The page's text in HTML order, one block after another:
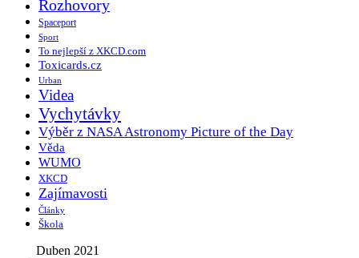
Rozhovory
Spaceport
Sport
To nejlepší z XKCD.com
Toxicards.cz
Urban
Videa
Vychytávky
Výběr z NASA Astronomy Picture of the Day
Věda
WUMO
XKCD
Zajímavosti
Články
Škola
Duben 2021